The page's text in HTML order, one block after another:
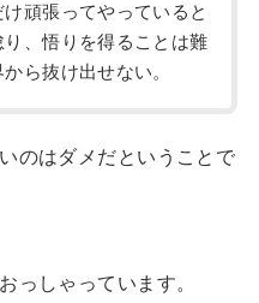
頑張ってやっていると
り、悟りを得ることは難
ら抜け出せない。
のはダメだということで
っしゃっています。